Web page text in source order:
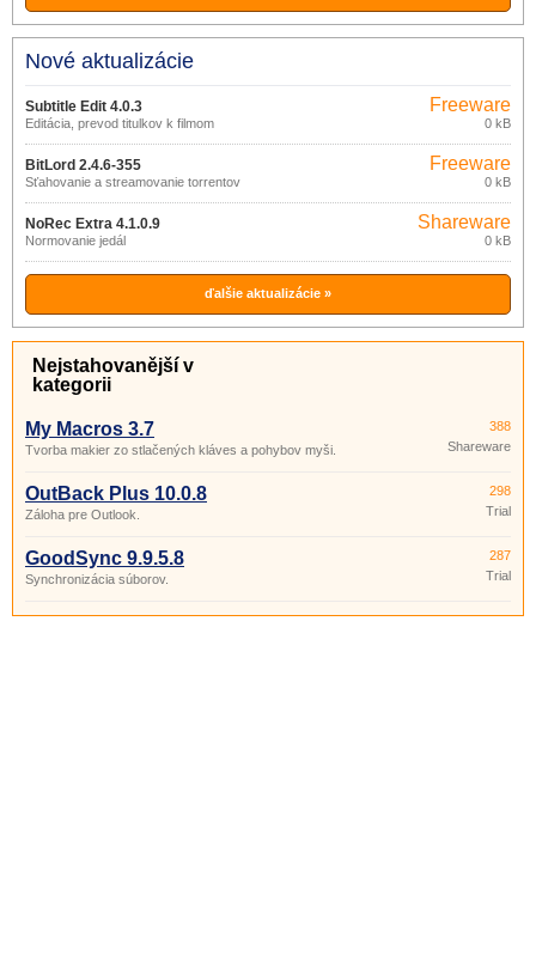
Nové aktualizácie
Subtitle Edit 4.0.3
Editácia, prevod titulkov k filmom
Freeware
0 kB
BitLord 2.4.6-355
Sťahovanie a streamovanie torrentov
Freeware
0 kB
NoRec Extra 4.1.0.9
Normovanie jedál
Shareware
0 kB
ďalšie aktualizácie »
Nejstahovanější v
kategorii
My Macros 3.7
Tvorba makier zo stlačených kláves a pohybov myši.
388
Shareware
OutBack Plus 10.0.8
Záloha pre Outlook.
298
Trial
GoodSync 9.9.5.8
Synchronizácia súborov.
287
Trial